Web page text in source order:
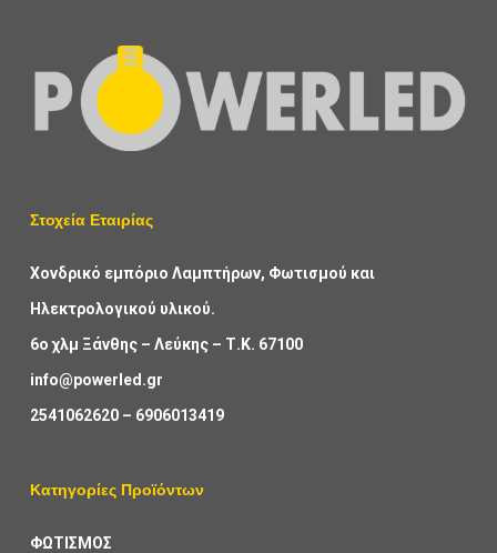
Στοχεία Εταιρίας
Χονδρικό εμπόριο Λαμπτήρων, Φωτισμού και
Ηλεκτρολογικού υλικού.
6ο χλμ Ξάνθης – Λεύκης – Τ.Κ. 67100
info@powerled.gr
2541062620– 6906013419
Κατηγορίες Προϊόντων
ΦΩΤΙΣΜΟΣ